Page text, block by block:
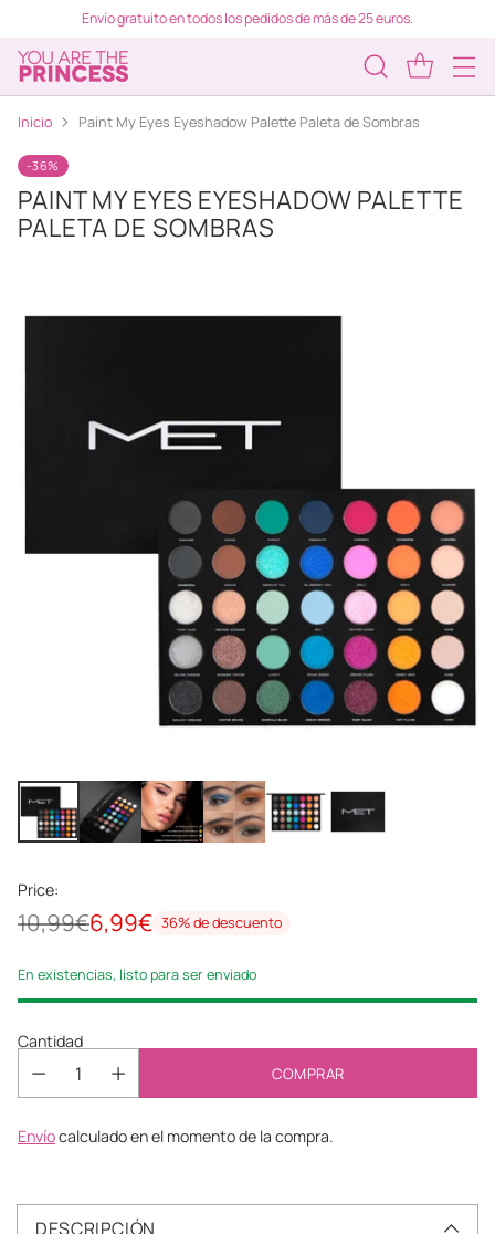
Envío gratuito en todos los pedidos de más de 25 euros.
Inicio Paint My Eyes Eyeshadow Palette Paleta de Sombras
-36%
PAINT MY EYES EYESHADOW PALETTE
PALETA DE SOMBRAS
Price:
Precio
habitual
10,99€6,99€ 36% de descuento
En existencias, listo para ser enviado
Cantidad
COMPRAR
Envíocalculado en el momento de la compra.
DESCRIPCIÓN